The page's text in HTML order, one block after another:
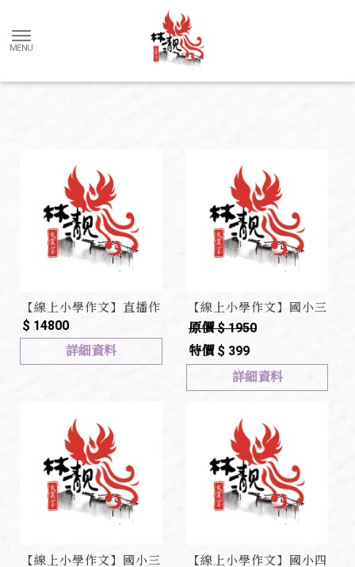
【線上小學作文】直播作
$ 14800
詳細資料
【線上小學作文】國小三
上作文(第五冊)
原價 $ 1950
特價 $ 399
詳細資料
【線上小學作文】國小三
【線上小學作文】國小四